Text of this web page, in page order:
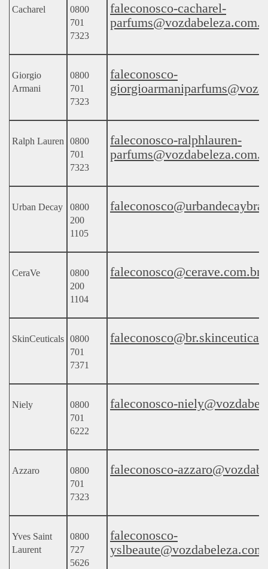
Cacharel
0800
701
7323
faleconosco-cacharel-
Giorgio
Armani
0800
701
7323
faleconosco-
Ralph Lauren
0800
701
7323
faleconosco-ralphlauren-
Urban Decay
0800
200
1105
CeraVe
0800
200
1104
faleconosco@cerave.com.br
SkinCeuticals 0800
701
7371
Niely
0800
701
6222
faleconosco-
Azzaro
0800
701
7323
faleconosco-
Yves Saint
Laurent
0800
727
5626
faleconosco-